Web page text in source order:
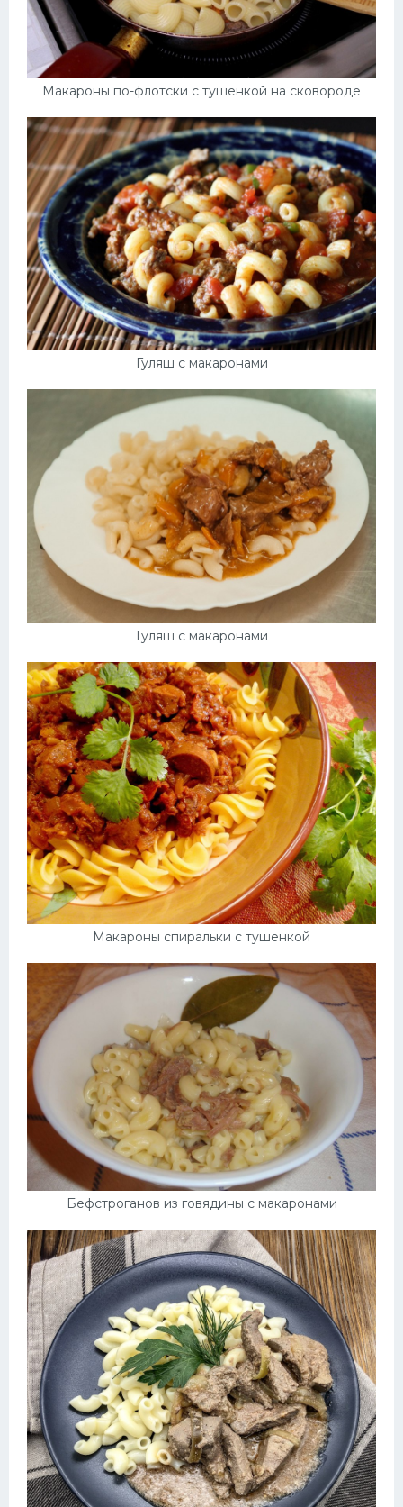
Макароны по-флотски с тушенкой на сковороде
Гуляш с макаронами
Гуляш с макаронами
Макароны спиральки с тушенкой
Бефстроганов из говядины с макаронами